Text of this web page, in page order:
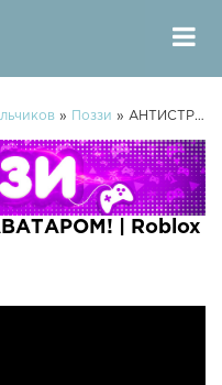
» Поззи » АНТИСТРЕСС С МОИМ АВАТАРОМ! | Roblox
| Roblox